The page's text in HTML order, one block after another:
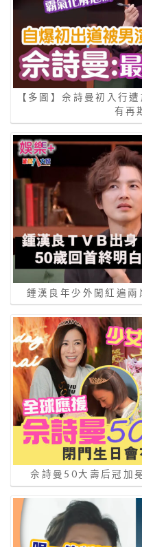
【多圖】佘詩曼初入行
有再
鍾漢良年少外闖紅遍
佘詩曼50大壽后冠加